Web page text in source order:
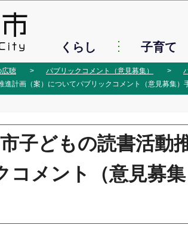
くらし 子育て
広聴 パブリックコメント（意見募集）
進計画（案）についてパブリックコメント（意見募集）
子どもの読書活動
コメント（意見募